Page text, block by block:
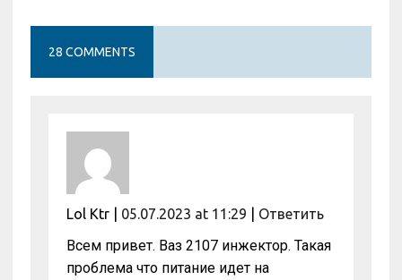
28 COMMENTS
Lol Ktr| 05.07.2023 at 11:29 Ответить
Всем привет. Ваз 2107 инжектор. Такая
проблема что питание идет на